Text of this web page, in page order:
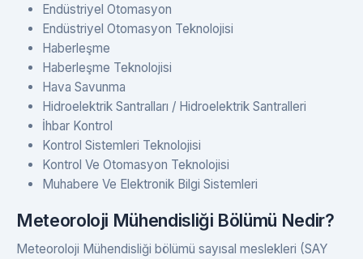
Endüstriyel Otomasyon
Endüstriyel Otomasyon Teknolojisi
Haberleşme
Haberleşme Teknolojisi
Hava Savunma
Hidroelektrik Santralları / Hidroelektrik Santralleri
İhbar Kontrol
Kontrol Sistemleri Teknolojisi
Kontrol Ve Otomasyon Teknolojisi
Muhabere Ve Elektronik Bilgi Sistemleri
Meteoroloji Mühendisliği Bölümü Nedir?
Meteoroloji Mühendisliği bölümü sayısal meslekleri (SAY